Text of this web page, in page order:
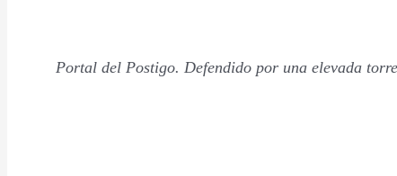
Portal del Postigo. Defendido por una elevada